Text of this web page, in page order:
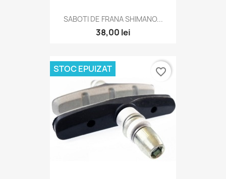
SABOTI DE FRANA SHIMANO...
38,00 lei
STOC EPUIZAT favorite_border